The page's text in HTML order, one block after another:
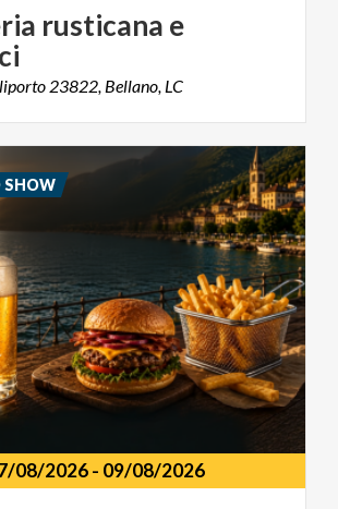
rusticana e
23822, Bellano, LC
08/2026- 09/08/2026
SHOW